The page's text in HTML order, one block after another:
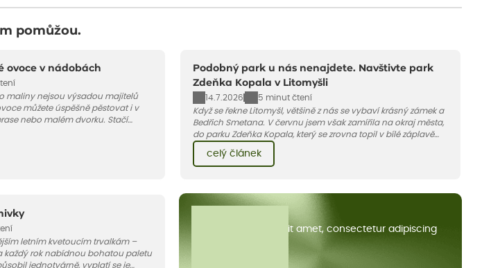
pomůžou.
ovoce v nádobách
maliny nejsou výsadou majitelů
můžete úspěšně pěstovat i v
nebo malém dvorku. Stačí
tomto článku vám poradíme, jak na
Podobný park u nás nenajdete. Navštivte park
Zdeňka Kopala v Litomyšli
14.7.2026
5 minut čtení
Když se řekne Litomyšl, většině z nás se vybaví krásný zámek a
Bedřich Smetana. V červnu jsem však zamířila na okraj města,
do parku Zdeňka Kopala, který se zrovna topil v bílé záplavě
nim pár řádků o tom, jak tento jedinečný kus krajiny vznikl.
celý článek
letním kvetoucím trvalkám –
každý rok nabídnou bohatou paletu
jednotvárně, vyplatí se je
Lorem ipsum dolor sit amet, consectetur adipiscing